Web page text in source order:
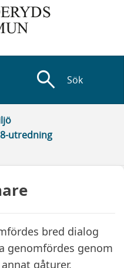
search Sök
utredning
bred dialog
genomfördes genom
gåturer,